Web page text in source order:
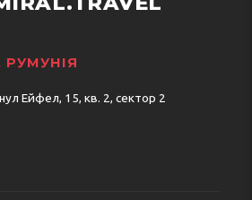
РУМУНІЯ
Ейфел, 15, кв. 2, сектор 2